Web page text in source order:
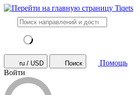
ru / USD Поиск
Помощь
Войти